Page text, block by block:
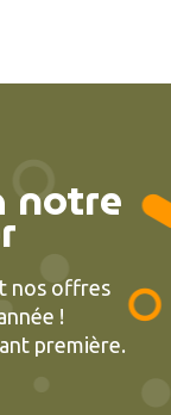
notre
nos offres
!
première.